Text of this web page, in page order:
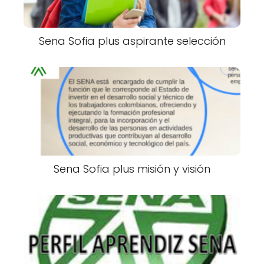
Sena Sofia plus aspirante selección
Sena Sofia plus misión y visión